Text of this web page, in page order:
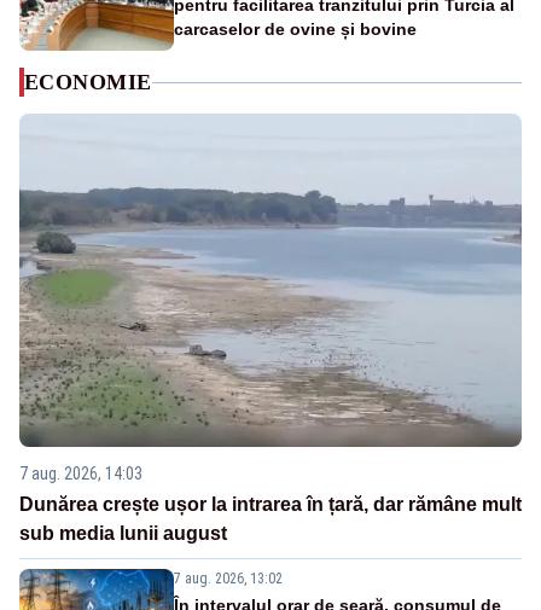
pentru facilitarea tranzitului prin Turcia al
carcaselor de ovine și bovine
ECONOMIE
7 aug. 2026, 14:03
Dunărea crește ușor la intrarea în țară, dar rămâne mult
sub media lunii august
7 aug. 2026, 13:02
În intervalul orar de seară, consumul de